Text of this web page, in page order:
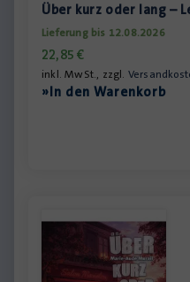
Über kurz oder lang –
Lieferung bis 12.08.2026
22,85€
inkl. MwSt., zzgl.
»In den Warenkorb